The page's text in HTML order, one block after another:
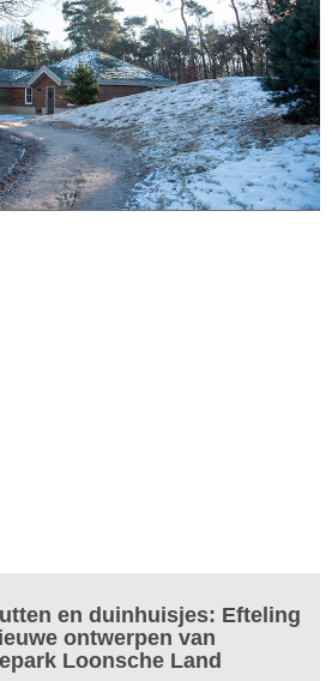
en duinhuisjes: Efteling
ontwerpen van
Loonsche Land